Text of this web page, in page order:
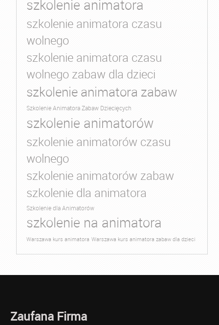
szkolenie animatora
szkolenie animatora czasu
wolnego
szkolenie animatora czasu
wolnego zabaw dla dzieci
szkolenie animatora zabaw
Szkolenie Animatora Zabaw Dziecięcych
szkolenie animatorów
szkolenie animatorów czasu
wolnego
szkolenie animatorów zabaw
szkolenie dla animatora
Szkolenie dla Animatorów
szkolenie na animatora
Warszawa kurs animatora Warszawa kurs animatora zabaw dla dzieci
Zaufana Firma